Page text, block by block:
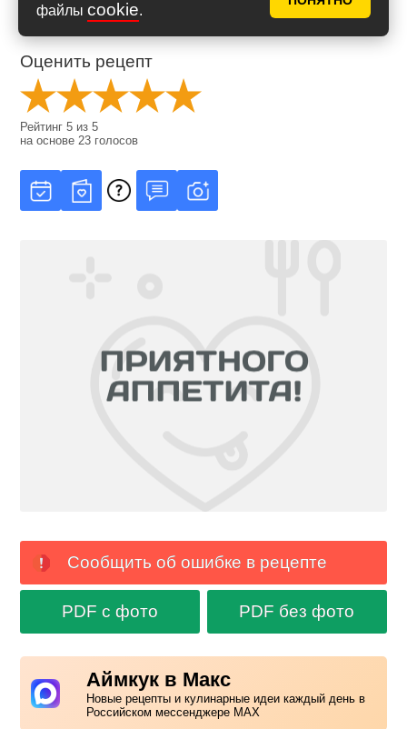
файлы cookie.
Оценить рецепт
Рейтинг5 из5
на основе 23 голосов
Сообщить об ошибке в рецепте
PDF с фото PDF без фото
Аймкук в Макс
Новые рецепты и кулинарные идеи каждый день в
Российском мессенджере MAX